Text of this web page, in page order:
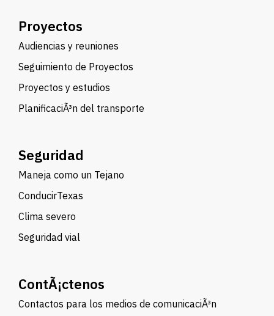
Proyectos
Audiencias y reuniones
Seguimiento de Proyectos
Proyectos y estudios
PlanificaciÃ³n del transporte
Seguridad
Maneja como un Tejano
ConducirTexas
Clima severo
Seguridad vial
ContÃ¡ctenos
Contactos para los medios de comunicaciÃ³n